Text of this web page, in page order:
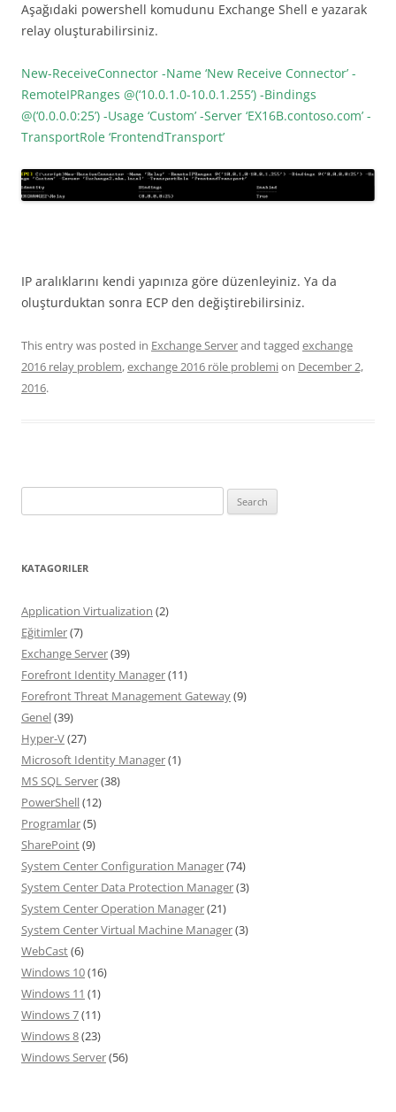
Aşağıdaki powershell komudunu Exchange Shell e yazarak
relay oluşturabilirsiniz.
New-ReceiveConnector -Name ‘New Receive Connector’ -
RemoteIPRanges @(‘10.0.1.0-10.0.1.255’) -Bindings
@(‘0.0.0.0:25’) -Usage ‘Custom’ -Server ‘EX16B.contoso.com’ -
TransportRole ‘FrontendTransport’
IP aralıklarını kendi yapınıza göre düzenleyiniz. Ya da
oluşturduktan sonra ECP den değiştirebilirsiniz.
This entry was posted in Exchange Serverand tagged exchange
2016 relay problem,exchange 2016 röle problemion December 2,
2016.
for:
KATAGORILER
Application Virtualization (2)
Eğitimler(7)
Exchange Server(39)
Forefront Identity Manager(11)
Forefront Threat Management Gateway(9)
Genel(39)
Hyper-V(27)
Microsoft Identity Manager(1)
MS SQL Server(38)
PowerShell(12)
Programlar(5)
SharePoint(9)
System Center Configuration Manager(74)
System Center Data Protection Manager(3)
System Center Operation Manager(21)
System Center Virtual Machine Manager(3)
WebCast(6)
Windows 10(16)
Windows 11 (1)
Windows 7(11)
Windows 8(23)
Windows Server(56)